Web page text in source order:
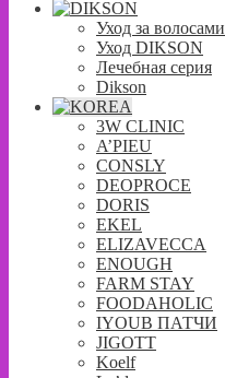
Уход за волосами
Уход DIKSON
Лечебная серия
Dikson
3W CLINIC
A’PIEU
CONSLY
DEOPROCE
DORIS
EKEL
ELIZAVECCA
ENOUGH
FARM STAY
FOODAHOLIC
IYOUB ПАТЧИ
JIGOTT
Koelf